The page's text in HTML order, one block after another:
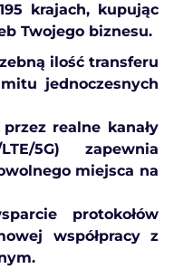
krajach, kupując
Twojego biznesu.
ilość transferu
jednoczesnych
realne kanały
5G) zapewnia
miejsca na
protokołów
współpracy z